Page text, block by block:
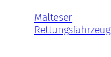
Malteser
Rettungsfahrzeug